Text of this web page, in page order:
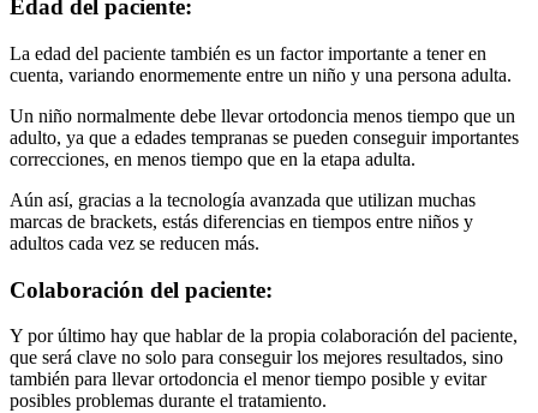
Edad del paciente:
La edad del paciente también es un factor importante a tener en
cuenta, variando enormemente entre un niño y una persona adulta.
Un niño normalmente debe llevar ortodoncia menos tiempo que un
adulto, ya que a edades tempranas se pueden conseguir importantes
correcciones, en menos tiempo que en la etapa adulta.
Aún así, gracias a la tecnología avanzada que utilizan muchas
marcas de brackets, estás diferencias en tiempos entre niños y
adultos cada vez se reducen más.
Colaboración del paciente:
Y por último hay que hablar de la propia colaboración del paciente,
que será clave no solo para conseguir los mejores resultados, sino
también para llevar ortodoncia el menor tiempo posible y evitar
posibles problemas durante el tratamiento.